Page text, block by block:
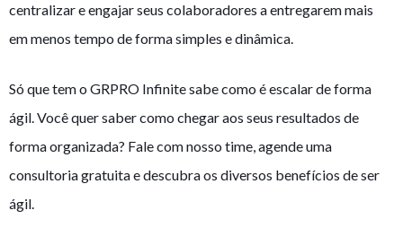
centralizar e engajar seus colaboradores a entregarem mais
em menos tempo de forma simples e dinâmica.
Só que tem o GRPRO Infinite sabe como é escalar de forma
ágil. Você quer saber como chegar aos seus resultados de
forma organizada? Fale com nosso time, agende uma
consultoria gratuita e descubra os diversos benefícios de ser
ágil.